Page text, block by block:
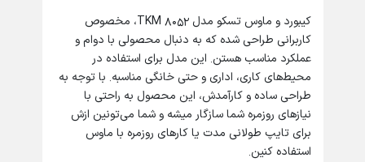
کیبورد و ماوس تسکو مدل TKM 8052، مخصوص
کاربرانی طراحی شده که به دنبال محصولی با دوام و
عملکرد مناسب هستن. این مدل برای استفاده در
محیط‌های کاری، اداری و حتی خانگی مناسبه. با توجه به
طراحی ساده و کارآمدش، این محصول به راحتی با
نیازهای روزمره شما سازگار میشه و شما می‌تونین ازش
برای تایپ طولانی مدت یا کارهای روزمره با ماوس
استفاده کنین.